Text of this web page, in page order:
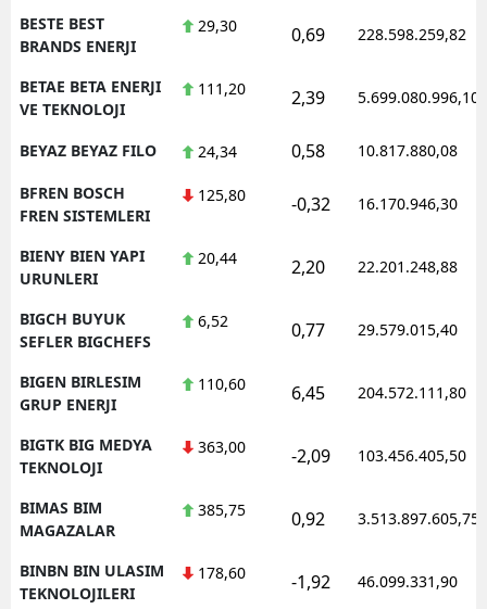
BESTE BEST
BRANDS ENERJI
29,30 0,69 228.598.259,82
BETAE BETA ENERJI
VE TEKNOLOJI
111,20 2,39 5.699.080.996,10
BEYAZ BEYAZ FILO 24,34 0,58 10.817.880,08
BFREN BOSCH
FREN SISTEMLERI
125,80 -0,32 16.170.946,30
BIENY BIEN YAPI
URUNLERI
20,44 2,20 22.201.248,88
BIGCH BUYUK
SEFLER BIGCHEFS
6,52 0,77 29.579.015,40
BIGEN BIRLESIM
GRUP ENERJI
110,60 6,45 204.572.111,80
BIGTK BIG MEDYA
TEKNOLOJI
363,00 -2,09 103.456.405,50
BIMAS BIM
MAGAZALAR
385,75 0,92 3.513.897.605,75
BINBN BIN ULASIM
TEKNOLOJILERI
178,60 -1,92 46.099.331,90